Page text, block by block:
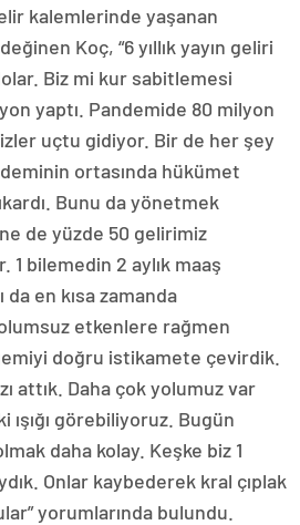
kalemlerinde yaşanan
Koç, “6 yıllık yayın geliri
Biz mi kur sabitlemesi
yaptı. Pandemide 80 milyon
uçtu gidiyor. Bir de her şey
ortasında hükümet
Bunu da yönetmek
de yüzde 50 gelirimiz
bilemedin 2 aylık maaş
en kısa zamanda
etkenlere rağmen
doğru istikamete çevirdik.
attık. Daha çok yolumuz var
görebiliyoruz. Bugün
daha kolay. Keşke biz 1
Onlar kaybederek kral çıplak
yorumlarında bulundu.